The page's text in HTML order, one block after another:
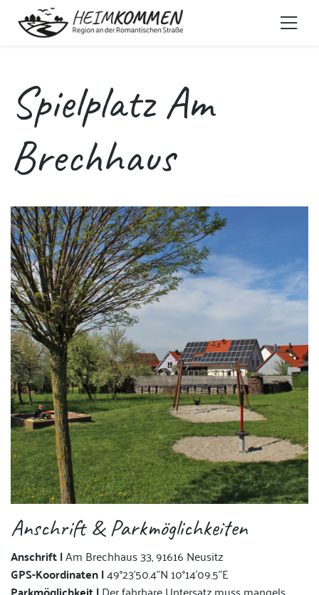
Spielplatz Am
Brechhaus
Anschrift & Parkmöglichkeiten
Anschrift |Am Brechhaus 33, 91616 Neusitz
GPS-Koordinaten |49°23'50.4"N 10°14'09.5"E